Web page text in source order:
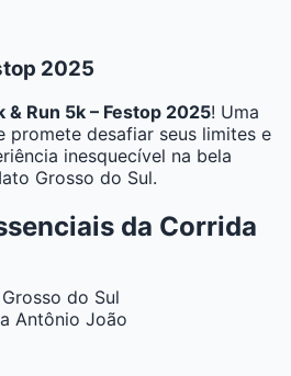
2025
& Run 5k – Festop 2025! Uma
promete desafiar seus limites e
inesquecível na bela
Grosso do Sul.
da Corrida
do Sul
Antônio João